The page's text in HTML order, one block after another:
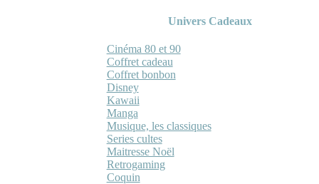
Univers Cadeaux
Cinéma 80 et 90
Coffret cadeau
Coffret bonbon
Disney
Kawaii
Manga
Musique, les classiques
Series cultes
Maitresse Noël
Retrogaming
Coquin